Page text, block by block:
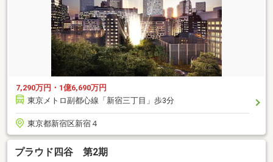
7,290万円・1億6,690万円
東京メトロ副都心線「新宿三丁目」歩3分
東京都新宿区新宿４
プラウド四谷 第2期